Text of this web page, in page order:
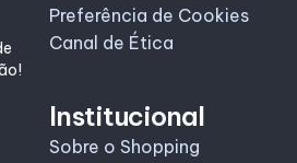
Preferência de Cookies
Canal de Ética
Institucional
Sobre o Shopping